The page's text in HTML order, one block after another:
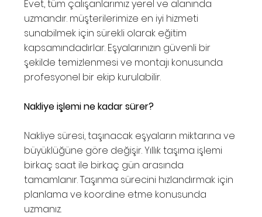
Evet, tüm çalışanlarımız yerel ve alanında
uzmandır. müşterilerimize en iyi hizmeti
sunabilmek için sürekli olarak eğitim
kapsamındadırlar. Eşyalarınızın güvenli bir
şekilde temizlenmesi ve montajı konusunda
profesyonel bir ekip kurulabilir.
Nakliye işlemi ne kadar sürer?
Nakliye süresi, taşınacak eşyaların miktarına ve
büyüklüğüne göre değişir. Yıllık taşıma işlemi
birkaç saat ile birkaç gün arasında
tamamlanır. Taşınma sürecini hızlandırmak için
planlama ve koordine etme konusunda
uzmanız.